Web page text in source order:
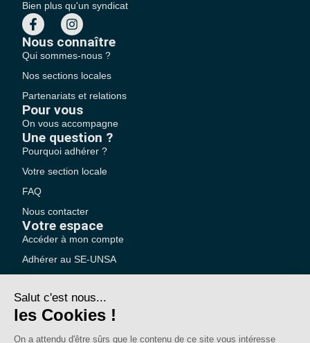
Bien plus qu'un syndicat
Nous connaître
Qui sommes-nous ?
Nos sections locales
Partenariats et relations
Pour vous
On vous accompagne
Une question ?
Pourquoi adhérer ?
Votre section locale
FAQ
Nous contacter
Votre espace
Accéder à mon compte
Adhérer au SE-UNSA